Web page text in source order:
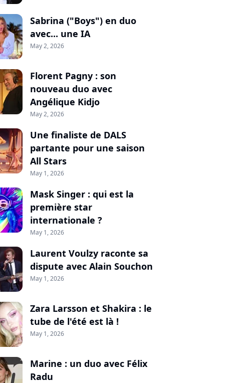
Sabrina ("Boys") en duo
avec... une IA
May 2, 2026
Florent Pagny : son
nouveau duo avec
Angélique Kidjo
May 2, 2026
Une finaliste de DALS
partante pour une saison
All Stars
May 1, 2026
Mask Singer : qui est la
première star
internationale ?
May 1, 2026
Laurent Voulzy raconte sa
dispute avec Alain Souchon
May 1, 2026
Zara Larsson et Shakira : le
tube de l'été est là !
May 1, 2026
Marine : un duo avec Félix
Radu